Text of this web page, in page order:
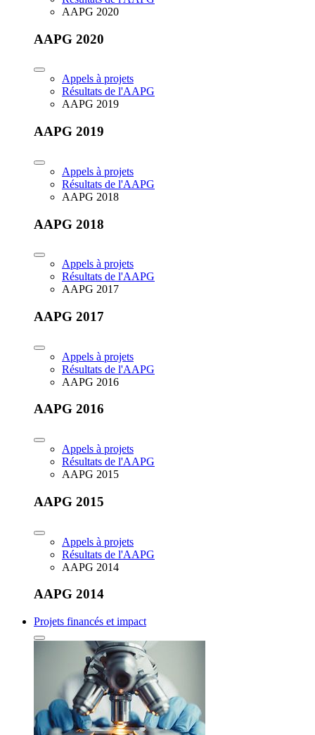
AAPG 2020
AAPG 2020
Appels à projets
Résultats de l'AAPG
AAPG 2019
AAPG 2019
Appels à projets
Résultats de l'AAPG
AAPG 2018
AAPG 2018
Appels à projets
Résultats de l'AAPG
AAPG 2017
AAPG 2017
Appels à projets
Résultats de l'AAPG
AAPG 2016
AAPG 2016
Appels à projets
Résultats de l'AAPG
AAPG 2015
AAPG 2015
Appels à projets
Résultats de l'AAPG
AAPG 2014
AAPG 2014
Projets financés et impact